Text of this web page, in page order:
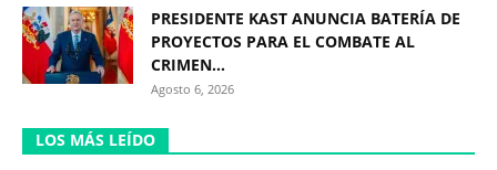
PRESIDENTE KAST ANUNCIA BATERÍA DE
PROYECTOS PARA EL COMBATE AL
CRIMEN...
Agosto 6, 2026
LOS MÁS LEÍDO